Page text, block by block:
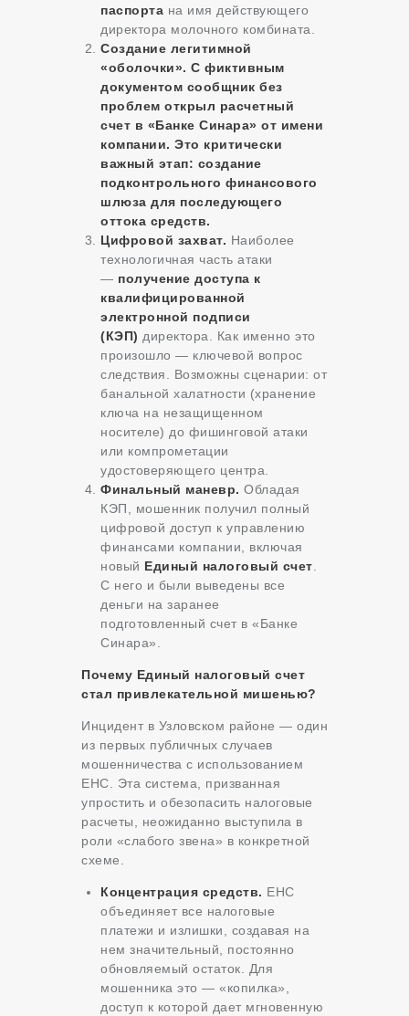
паспорта на имя действующего
директора молочного комбината.
Создание легитимной
«оболочки». С фиктивным
документом сообщник без
проблем открыл расчетный
счет в «Банке Синара» от имени
компании. Это критически
важный этап: создание
подконтрольного финансового
шлюза для последующего
оттока средств.
Цифровой захват. Наиболее
технологичная часть атаки
— получение доступа к
квалифицированной
электронной подписи
(КЭП) директора. Как именно это
произошло — ключевой вопрос
следствия. Возможны сценарии: от
банальной халатности (хранение
ключа на незащищенном
носителе) до фишинговой атаки
или компрометации
удостоверяющего центра.
Финальный маневр. Обладая
КЭП, мошенник получил полный
цифровой доступ к управлению
финансами компании, включая
новый Единый налоговый счет
С него и были выведены все
деньги на заранее
подготовленный счет в «Банке
Синара».
Почему Единый налоговый счет
стал привлекательной мишенью?
Инцидент в Узловском районе — один
из первых публичных случаев
мошенничества с использованием
ЕНС. Эта система, призванная
упростить и обезопасить налоговые
расчеты, неожиданно выступила в
роли «слабого звена» в конкретной
схеме.
Концентрация средств. ЕНС
объединяет все налоговые
платежи и излишки, создавая на
нем значительный, постоянно
обновляемый остаток. Для
мошенника это — «копилка»,
доступ к которой дает мгновенную